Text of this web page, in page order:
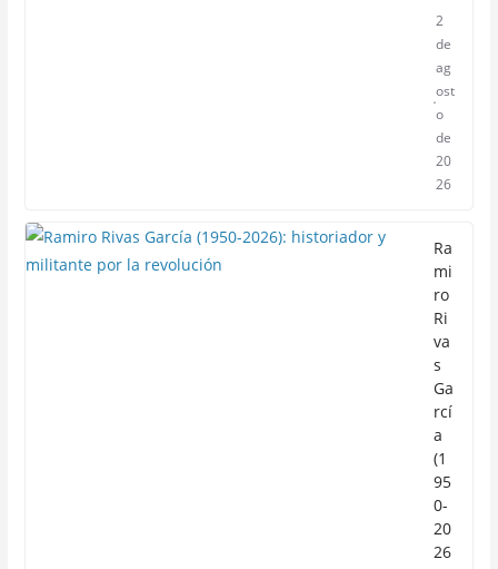
2
de
ag
ost
o
de
20
26
Ra
mi
ro
Ri
va
s
Ga
rcí
a
(1
95
0-
20
26